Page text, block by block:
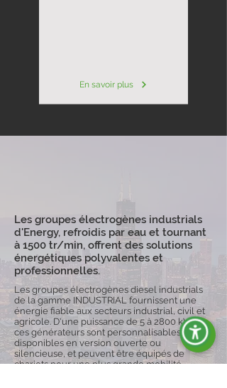
En savoir plus
Les groupes électrogènes industrials
d'Energy, refroidis par eau et tournant
à 1500 tr/min, offrent des solutions
énergétiques polyvalentes et
professionnelles.
Les groupes électrogènes diesel industrials
de la gamme INDUSTRIAL fournissent une
énergie fiable aux secteurs industrial, civil et
agricole. D'une puissance de 5 à 2800 kVA,
ces générateurs sont personnalisables,
disponibles en version ouverte ou
silencieuse, et peuvent être équipés de
chariots pour une plus grande mobilité,